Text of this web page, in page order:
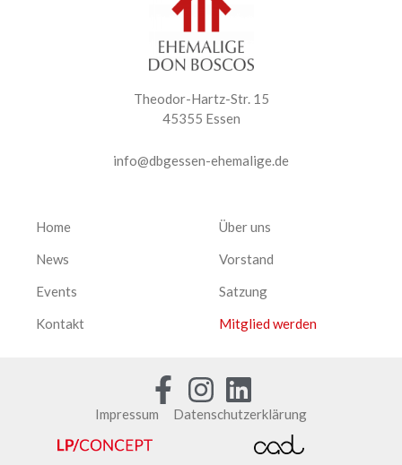
Theodor-Hartz-Str. 15
45355 Essen
info@dbgessen-ehemalige.de
Home
News
Events
Kontakt
Über uns
Vorstand
Satzung
Mitglied werden
Impressum Datenschutzerklärung